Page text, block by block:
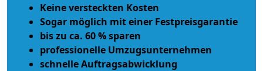
Keine versteckten Kosten
Sogar möglich mit einer Festpreisgarantie
bis zu ca. 60 % sparen
professionelle Umzugsunternehmen
schnelle Auftragsabwicklung